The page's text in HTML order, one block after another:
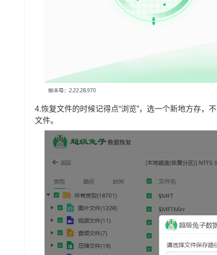
4.恢复文件的时候记得点“浏览”，选一个新地方存，
文件。